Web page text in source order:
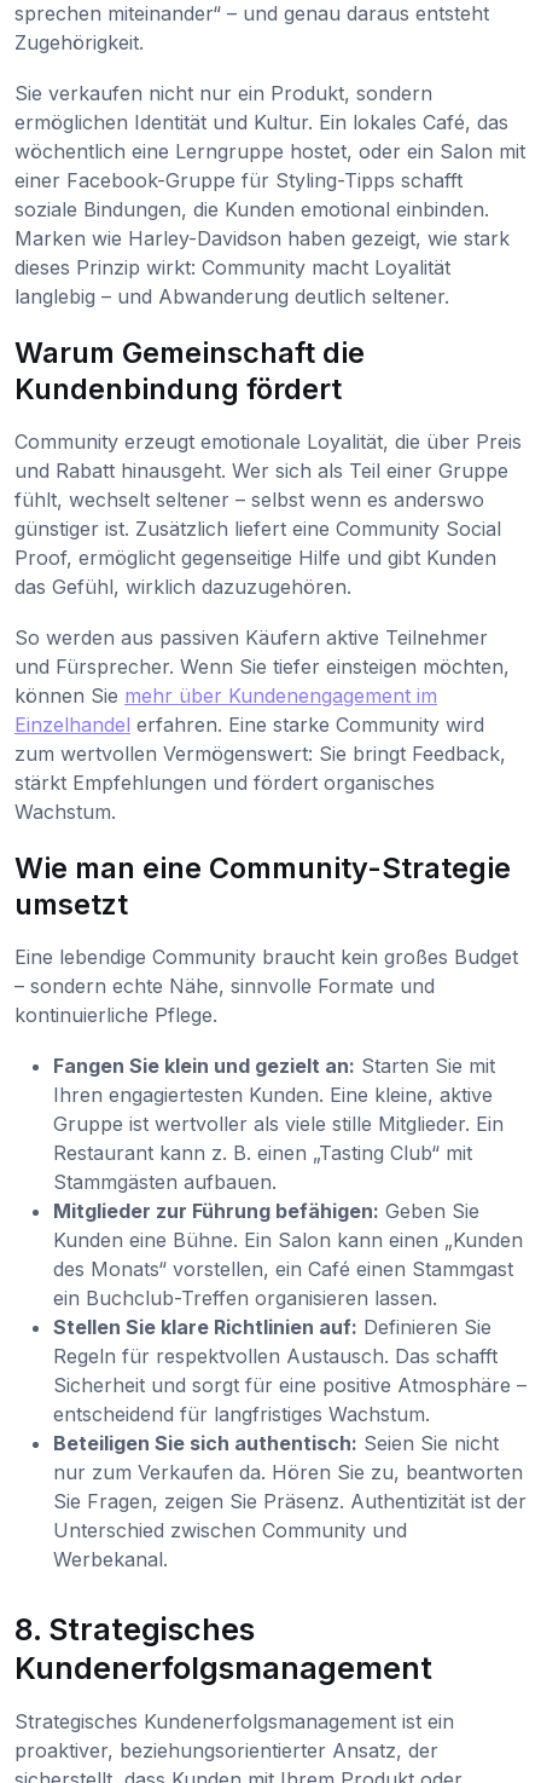
sprechen miteinander“ – und genau daraus entsteht
Zugehörigkeit.
Sie verkaufen nicht nur ein Produkt, sondern
ermöglichen Identität und Kultur. Ein lokales Café, das
wöchentlich eine Lerngruppe hostet, oder ein Salon mit
einer Facebook-Gruppe für Styling-Tipps schafft
soziale Bindungen, die Kunden emotional einbinden.
Marken wie Harley-Davidson haben gezeigt, wie stark
dieses Prinzip wirkt: Community macht Loyalität
langlebig – und Abwanderung deutlich seltener.
Warum Gemeinschaft die
Kundenbindung fördert
Community erzeugt emotionale Loyalität, die über Preis
und Rabatt hinausgeht. Wer sich als Teil einer Gruppe
fühlt, wechselt seltener – selbst wenn es anderswo
günstiger ist. Zusätzlich liefert eine Community Social
Proof, ermöglicht gegenseitige Hilfe und gibt Kunden
das Gefühl, wirklich dazuzugehören.
So werden aus passiven Käufern aktive Teilnehmer
und Fürsprecher. Wenn Sie tiefer einsteigen möchten,
können Sie mehr über Kundenengagement im
Einzelhandel erfahren. Eine starke Community wird
zum wertvollen Vermögenswert: Sie bringt Feedback,
stärkt Empfehlungen und fördert organisches
Wachstum.
Wie man eine Community-Strategie
umsetzt
Eine lebendige Community braucht kein großes Budget
– sondern echte Nähe, sinnvolle Formate und
kontinuierliche Pflege.
Fangen Sie klein und gezielt an: Starten Sie mit
Ihren engagiertesten Kunden. Eine kleine, aktive
Gruppe ist wertvoller als viele stille Mitglieder. Ein
Restaurant kann z. B. einen „Tasting Club“ mit
Stammgästen aufbauen.
Mitglieder zur Führung befähigen: Geben Sie
Kunden eine Bühne. Ein Salon kann einen „Kunden
des Monats“ vorstellen, ein Café einen Stammgast
ein Buchclub-Treffen organisieren lassen.
Stellen Sie klare Richtlinien auf: Definieren Sie
Regeln für respektvollen Austausch. Das schafft
Sicherheit und sorgt für eine positive Atmosphäre –
entscheidend für langfristiges Wachstum.
Beteiligen Sie sich authentisch: Seien Sie nicht
nur zum Verkaufen da. Hören Sie zu, beantworten
Sie Fragen, zeigen Sie Präsenz. Authentizität ist der
Unterschied zwischen Community und
Werbekanal.
8. Strategisches
Kundenerfolgsmanagement
Strategisches Kundenerfolgsmanagement ist ein
proaktiver, beziehungsorientierter Ansatz, der